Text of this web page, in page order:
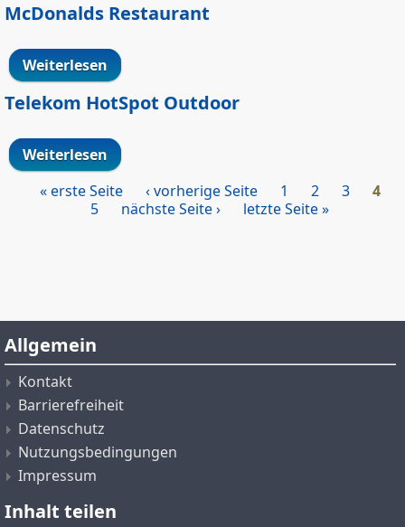
McDonalds Restaurant
Weiterlesen über McDonalds Restaurant
Telekom HotSpot Outdoor
Weiterlesen über Telekom HotSpot Outdoor
« erste Seite ‹ vorherige Seite 1 2 3
4
5
nächste Seite › letzte Seite »
Allgemein
Kontakt
Barrierefreiheit
Datenschutz
Nutzungsbedingungen
Impressum
Inhalt teilen